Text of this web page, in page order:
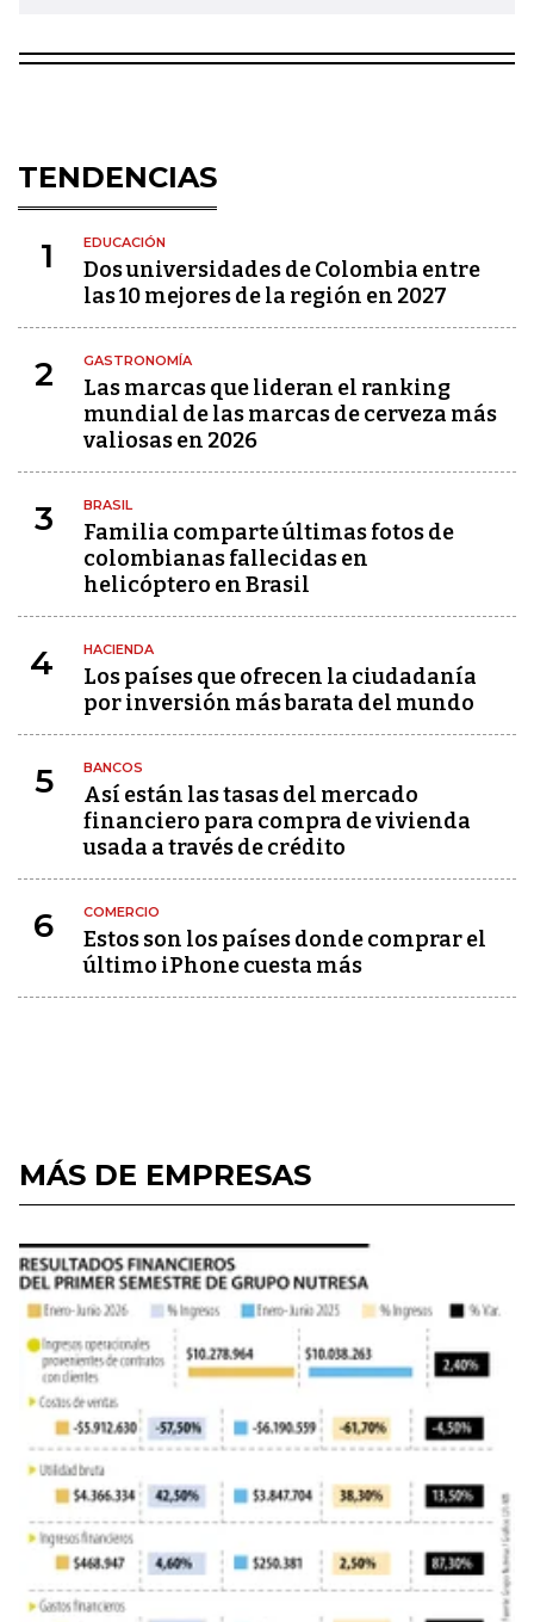
TENDENCIAS
1 EDUCACIÓN
Dos universidades de Colombia entre
las 10 mejores de la región en 2027
2 GASTRONOMÍA
Las marcas que lideran el ranking
mundial de las marcas de cerveza más
valiosas en 2026
3 BRASIL
Familia comparte últimas fotos de
colombianas fallecidas en
helicóptero en Brasil
4 HACIENDA
Los países que ofrecen la ciudadanía
por inversión más barata del mundo
5 BANCOS
Así están las tasas del mercado
financiero para compra de vivienda
usada a través de crédito
6 COMERCIO
Estos son los países donde comprar el
último iPhone cuesta más
MÁS DE EMPRESAS